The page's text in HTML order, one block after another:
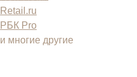
Retail.ru
РБК Pro
и многие другие